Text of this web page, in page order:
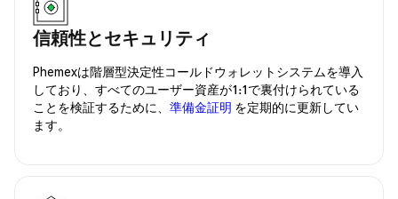
信頼性とセキュリティ
Phemexは階層型決定性コールドウォレットシステムを導入
しており、すべてのユーザー資産が1:1で裏付けられている
ことを検証するために、 準備金証明 を定期的に更新してい
ます。